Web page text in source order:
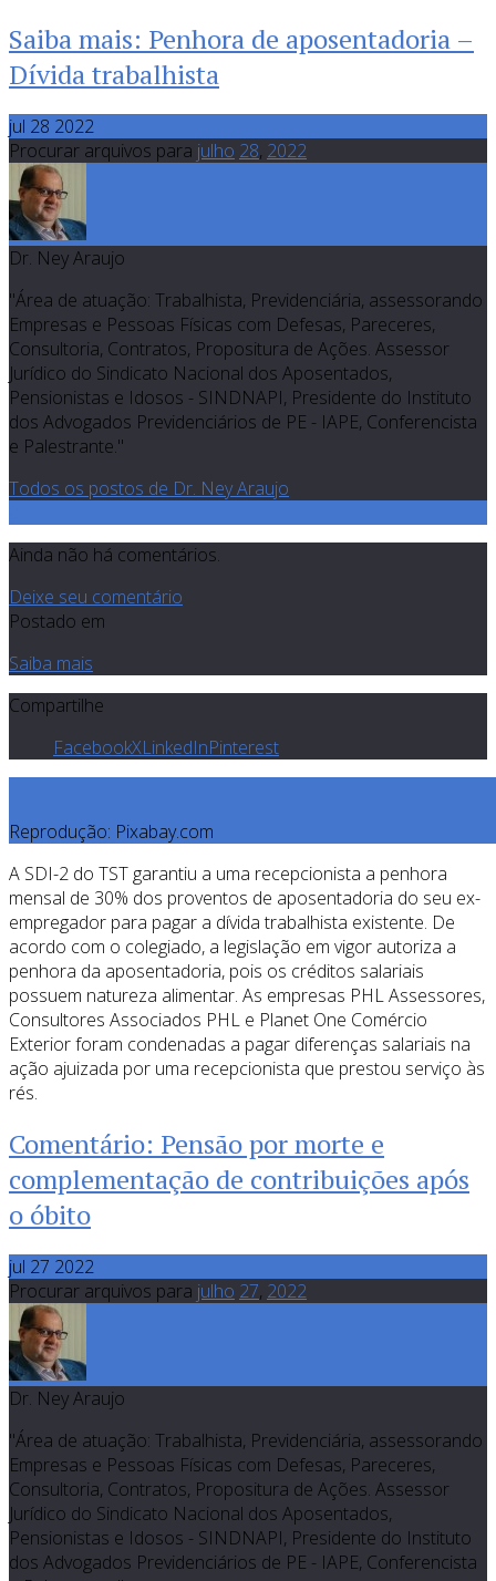
Saiba mais: Penhora de aposentadoria –
Dívida trabalhista
jul 28 2022
Procurar arquivos para julho 28, 2022
Dr. Ney Araujo
"Área de atuação: Trabalhista, Previdenciária, assessorando
Empresas e Pessoas Físicas com Defesas, Pareceres,
Consultoria, Contratos, Propositura de Ações. Assessor
Jurídico do Sindicato Nacional dos Aposentados,
Pensionistas e Idosos - SINDNAPI, Presidente do Instituto
dos Advogados Previdenciários de PE - IAPE, Conferencista
e Palestrante."
Todos os postos de Dr. Ney Araujo
Ainda não há comentários.
Deixe seu comentário
Postado em
Saiba mais
Compartilhe
FacebookXLinkedInPinterest
Reprodução: Pixabay.com
A SDI-2 do TST garantiu a uma recepcionista a penhora
mensal de 30% dos proventos de aposentadoria do seu ex-
empregador para pagar a dívida trabalhista existente. De
acordo com o colegiado, a legislação em vigor autoriza a
penhora da aposentadoria, pois os créditos salariais
possuem natureza alimentar. As empresas PHL Assessores,
Consultores Associados PHL e Planet One Comércio
Exterior foram condenadas a pagar diferenças salariais na
ação ajuizada por uma recepcionista que prestou serviço às
rés.
Comentário: Pensão por morte e
complementação de contribuições após
o óbito
jul 27 2022
Procurar arquivos para julho 27, 2022
Dr. Ney Araujo
"Área de atuação: Trabalhista, Previdenciária, assessorando
Empresas e Pessoas Físicas com Defesas, Pareceres,
Consultoria, Contratos, Propositura de Ações. Assessor
Jurídico do Sindicato Nacional dos Aposentados,
Pensionistas e Idosos - SINDNAPI, Presidente do Instituto
dos Advogados Previdenciários de PE - IAPE, Conferencista